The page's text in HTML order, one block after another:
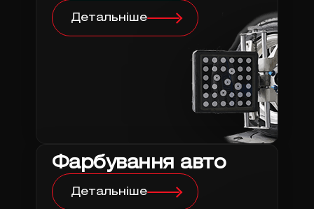
Детальніше
Фарбування авто
Детальніше